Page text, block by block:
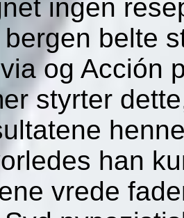
ingen
belte
og Acción
styrter
han
vrede